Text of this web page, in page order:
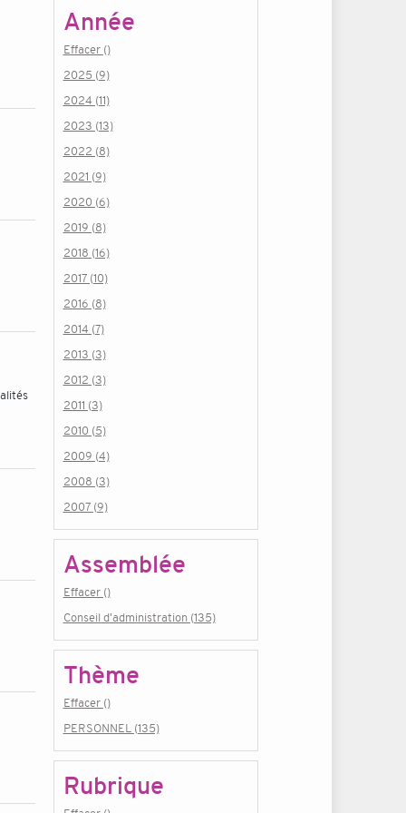
Année
Effacer ()
2025 (9)
2024 (11)
2023 (13)
2022 (8)
2021 (9)
2020 (6)
2019 (8)
2018 (16)
2017 (10)
2016 (8)
2014 (7)
2013 (3)
2012 (3)
2011 (3)
2010 (5)
2009 (4)
2008 (3)
2007 (9)
Assemblée
Effacer ()
Conseil d'administration (135)
Thème
Effacer ()
PERSONNEL (135)
Rubrique